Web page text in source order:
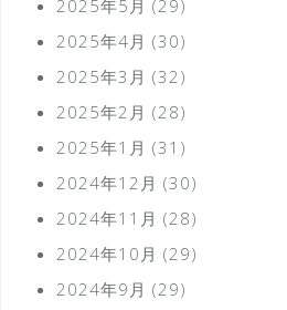
2025年5月 (29)
2025年4月 (30)
2025年3月 (32)
2025年2月 (28)
2025年1月 (31)
2024年12月 (30)
2024年11月 (28)
2024年10月 (29)
2024年9月 (29)